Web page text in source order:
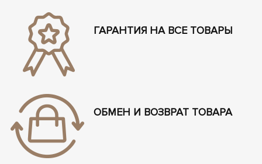
ГАРАНТИЯ НА ВСЕ ТОВАРЫ
ОБМЕН И ВОЗВРАТ ТОВАРА